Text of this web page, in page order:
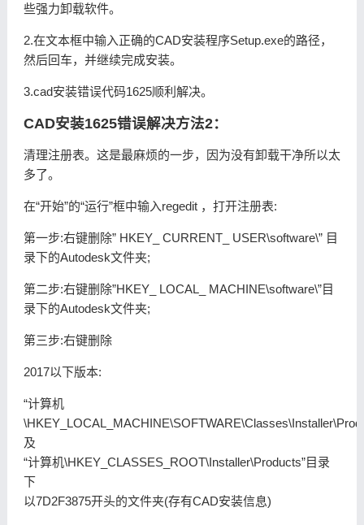
些强力卸载软件。
2.在文本框中输入正确的CAD安装程序Setup.exe的路径，
然后回车，并继续完成安装。
3.cad安装错误代码1625顺利解决。
CAD安装1625错误解决方法2：
清理注册表。这是最麻烦的一步，因为没有卸载干净所以太
多了。
在“开始”的“运行”框中输入regedit ，打开注册表:
第一步:右键删除” HKEY_ CURRENT_ USER\software\” 目
录下的Autodesk文件夹;
第二步:右键删除”HKEY_ LOCAL_ MACHINE\software\”目
录下的Autodesk文件夹;
第三步:右键删除
2017以下版本:
“计算机
及
“计算机\HKEY_CLASSES_ROOT\Installer\Products”目录
下
以7D2F3875开头的文件夹(存有CAD安装信息)